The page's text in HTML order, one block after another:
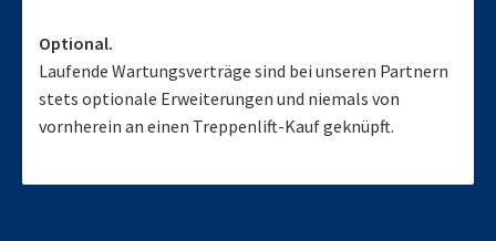
Optional.
Laufende Wartungsverträge sind bei unseren Partnern
stets optionale Erweiterungen und niemals von
vornherein an einen Treppenlift-Kauf geknüpft.